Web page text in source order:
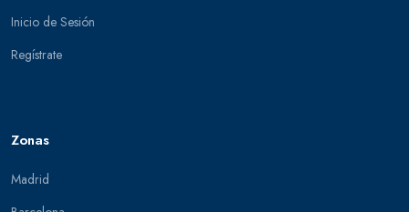
Inicio de Sesión
Regístrate
Zonas
Madrid